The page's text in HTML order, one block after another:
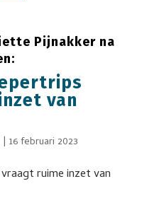
Pijnakker na
van
| 16 februari 2023